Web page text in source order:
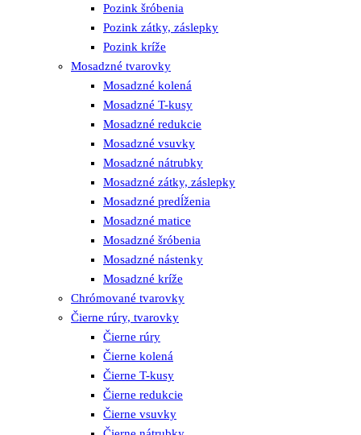
Pozink šróbenia
Pozink zátky, záslepky
Pozink kríže
Mosadzné tvarovky
Mosadzné kolená
Mosadzné T-kusy
Mosadzné redukcie
Mosadzné vsuvky
Mosadzné nátrubky
Mosadzné zátky, záslepky
Mosadzné predĺženia
Mosadzné matice
Mosadzné šróbenia
Mosadzné nástenky
Mosadzné kríže
Chrómované tvarovky
Čierne rúry, tvarovky
Čierne rúry
Čierne kolená
Čierne T-kusy
Čierne redukcie
Čierne vsuvky